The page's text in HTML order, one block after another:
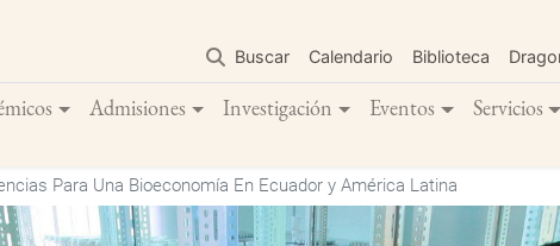
contenido
principal
Buscar Calendario Biblioteca
Admisiones Investigación Eventos Servicios
Para Una Bioeconomía En Ecuador y América Latina